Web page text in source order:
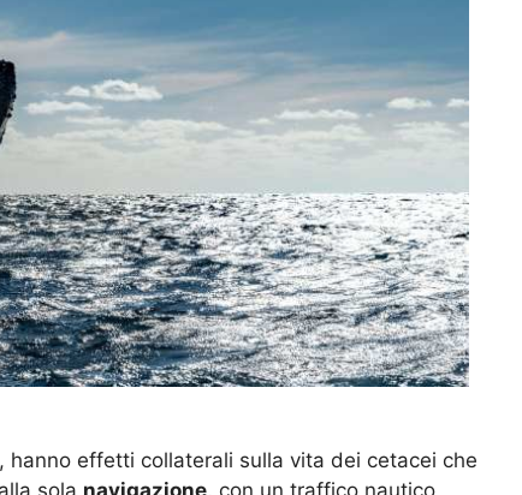
hanno effetti collaterali sulla vita dei cetacei che